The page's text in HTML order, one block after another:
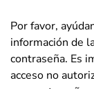
Por favor,
información de
contraseña. Es
acceso no